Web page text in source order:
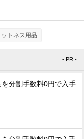
ットネス用品
- PR -
分割手数料0円で入手